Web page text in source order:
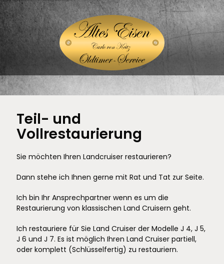
Teil- und
Vollrestaurierung
Sie möchten Ihren Landcruiser restaurieren?
Dann stehe ich Ihnen gerne mit Rat und Tat zur Seite.
Ich bin Ihr Ansprechpartner wenn es um die
Restaurierung von klassischen Land Cruisern geht.
Ich restauriere für Sie Land Cruiser der Modelle J 4, J 5,
J 6 und J 7. Es ist möglich Ihren Land Cruiser partiell,
oder komplett (Schlüsselfertig) zu restauriern.